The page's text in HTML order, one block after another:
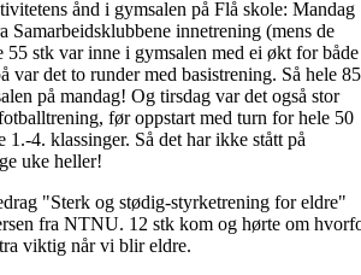
ånd i gymsalen på Flå skole: Mandag
Samarbeidsklubbene innetrening (mens de
55 stk var inne i gymsalen med ei økt for både
var det to runder med basistrening. Så hele 85
på mandag! Og tirsdag var det også stor
før oppstart med turn for hele 50
4. klassinger. Så det har ikke stått på
uke heller!
"Sterk og stødig-styrketrening for eldre"
fra NTNU. 12 stk kom og hørte om
viktig når vi blir eldre.